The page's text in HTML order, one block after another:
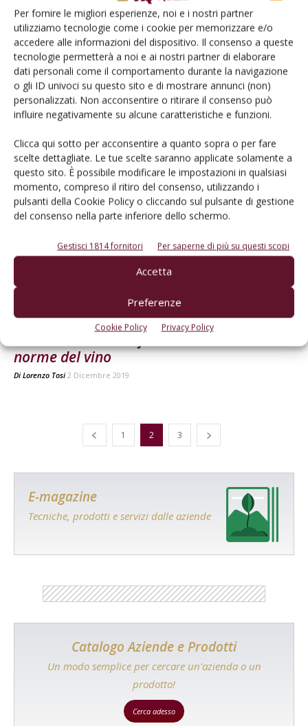
Per fornire le migliori esperienze, noi e i nostri partner
utilizziamo tecnologie come i cookie per memorizzare e/o
accedere alle informazioni del dispositivo. Il consenso a queste
tecnologie permetterà a noi e ai nostri partner di elaborare
dati personali come il comportamento durante la navigazione
o gli ID univoci su questo sito e di mostrare annunci (non)
personalizzati. Non acconsentire o ritirare il consenso può
influire negativamente su alcune caratteristiche e funzioni.
Clicca qui sotto per acconsentire a quanto sopra o per fare
scelte dettagliate. Le tue scelte saranno applicate solamente a
questo sito. È possibile modificare le impostazioni in qualsiasi
momento, compreso il ritiro del consenso, utilizzando i
pulsanti della Cookie Policy o cliccando sul pulsante di gestione
del consenso nella parte inferiore dello schermo.
Gestisci 1814 fornitori Per saperne di più su questi scopi
Accetta
Preferenze
Cookie Policy Privacy Policy
ATTUALITÀ
Il Pignoletto che rompe gli schemi e
ripopola la collina
DiLorenzo Tosi 23 Dicembre 2020
Un nuovo libro che fa chiarezza sulle
norme del vino
Di Lorenzo Tosi 2 Dicembre 2019
1 2 3
E-magazine
Tecniche, prodotti e servizi dalle aziende
Catalogo Aziende e Prodotti
Un modo semplice per cercare un'azienda o un
prodotto!
Cerca adesso